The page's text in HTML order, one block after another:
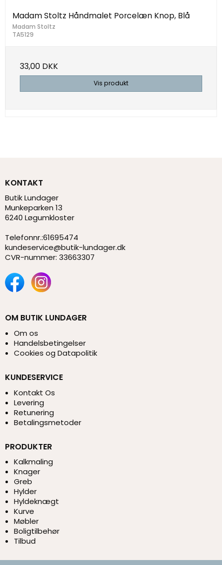
Madam Stoltz Håndmalet Porcelæn Knop, Blå
Madam Stoltz
TA5129
33,00 DKK
Vis produkt
KONTAKT
Butik Lundager
Munkeparken 13
6240 Løgumkloster
Telefonnr.:61695474
kundeservice@butik-lundager.dk
CVR-nummer: 33663307
OM BUTIK LUNDAGER
Om os
Handelsbetingelser
Cookies og Datapolitik
KUNDESERVICE
Kontakt Os
Levering
Retunering
Betalingsmetoder
PRODUKTER
Kalkmaling
Knager
Greb
Hylder
Hyldeknægt
Kurve
Møbler
Boligtilbehør
Tilbud